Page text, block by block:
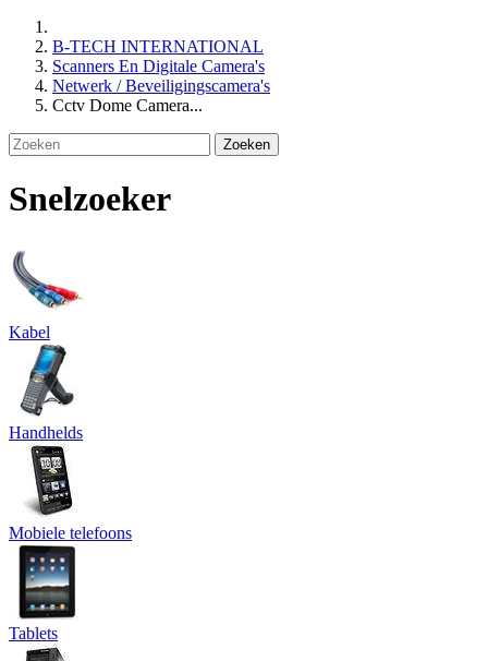
B-TECH INTERNATIONAL
Scanners En Digitale Camera's
Netwerk / Beveiligingscamera's
Cctv Dome Camera...
Zoeken
Snelzoeker
Kabel
Handhelds
Mobiele telefoons
Tablets